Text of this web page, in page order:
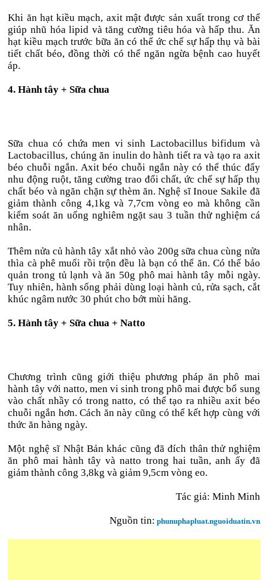
Khi ăn hạt kiều mạch, axit mật được sản xuất trong cơ thể
giúp nhũ hóa lipid và tăng cường tiêu hóa và hấp thu. Ăn
hạt kiều mạch trước bữa ăn có thể ức chế sự hấp thụ và bài
tiết chất béo, đồng thời có thể ngăn ngừa bệnh cao huyết
áp.
4. Hành tây + Sữa chua
Sữa chua có chứa men vi sinh Lactobacillus bifidum và
Lactobacillus, chúng ăn inulin do hành tiết ra và tạo ra axit
béo chuỗi ngắn. Axit béo chuỗi ngắn này có thể thúc đẩy
nhu động ruột, tăng cường trao đổi chất, ức chế sự hấp thụ
chất béo và ngăn chặn sự thèm ăn. Nghệ sĩ Inoue Sakile đã
giảm thành công 4,1kg và 7,7cm vòng eo mà không cần
kiểm soát ăn uống nghiêm ngặt sau 3 tuần thử nghiệm cá
nhân.
Thêm nửa củ hành tây xắt nhỏ vào 200g sữa chua cùng nửa
thìa cà phê muối rồi trộn đều là bạn có thể ăn. Có thể bảo
quản trong tủ lạnh và ăn 50g phô mai hành tây mỗi ngày.
Tuy nhiên, hành sống phải dùng loại hành củ, rửa sạch, cắt
khúc ngâm nước 30 phút cho bớt mùi hăng.
5. Hành tây + Sữa chua + Natto
Chương trình cũng giới thiệu phương pháp ăn phô mai
hành tây với natto, men vi sinh trong phô mai được bổ sung
vào chất nhầy có trong natto, có thể tạo ra nhiều axit béo
chuỗi ngắn hơn. Cách ăn này cũng có thể kết hợp cùng với
thức ăn hàng ngày.
Một nghệ sĩ Nhật Bản khác cũng đã đích thân thử nghiệm
ăn phô mai hành tây và natto trong hai tuần, anh ấy đã
giảm thành công 3,8kg và giảm 9,5cm vòng eo.
Tác giả: Minh Minh
Nguồn tin: phunuphapluat.nguoiduatin.vn